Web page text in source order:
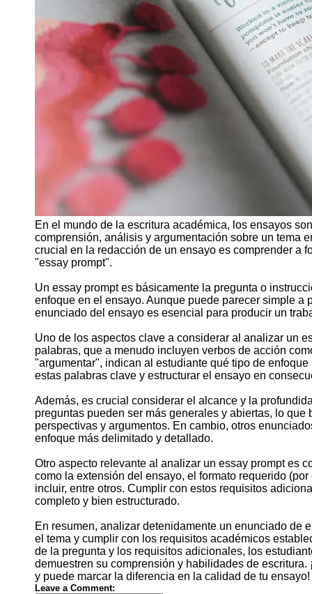
Support
About
En el mundo de la escritura académica, los ensayos
comprensión, análisis y argumentación sobre un tema
crucial en la redacción de un ensayo es comprender a
"essay prompt".
Un essay prompt es básicamente la pregunta o
enfoque en el ensayo. Aunque puede parecer simple
enunciado del ensayo es esencial para producir un
Uno de los aspectos clave a considerar al analizar un
palabras, que a menudo incluyen verbos de acción
"argumentar", indican al estudiante qué tipo de
estas palabras clave y estructurar el ensayo en
Además, es crucial considerar el alcance y la
preguntas pueden ser más generales y abiertas, lo
perspectivas y argumentos. En cambio, otros
enfoque más delimitado y detallado.
Otro aspecto relevante al analizar un essay prompt es
como la extensión del ensayo, el formato requerido
incluir, entre otros. Cumplir con estos requisitos
completo y bien estructurado.
En resumen, analizar detenidamente un enunciado de
el tema y cumplir con los requisitos académicos
de la pregunta y los requisitos adicionales, los
demuestren su comprensión y habilidades de
y puede marcar la diferencia en la calidad de tu
Leave a Comment: